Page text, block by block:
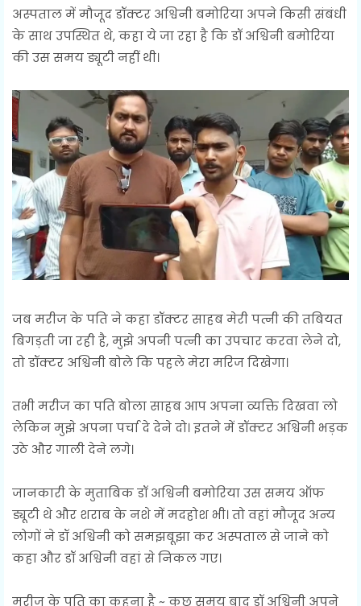
अस्पताल में मौजूद डॉक्टर अश्विनी बमोरिया अपने किसी संबंधी
के साथ उपस्थित थे, कहा ये जा रहा है कि डॉ अश्विनी बमोरिया
की उस समय ड्यूटी नहीं थी।
जब मरीज के पति ने कहा डॉक्टर साहब मेरी पत्नी की तबियत
बिगड़ती जा रही है, मुझे अपनी पत्नी का उपचार करवा लेने दो,
तो डॉक्टर अश्विनी बोले कि पहले मेरा मरिज दिखेगा।
तभी मरीज का पति बोला साहब आप अपना व्यक्ति दिखवा लो
लेकिन मुझे अपना पर्चा दे देने दो। इतने में डॉक्टर अश्विनी भड़क
उठे और गाली देने लगे।
जानकारी के मुताबिक डॉ अश्विनी बमोरिया उस समय ऑफ
ड्यूटी थे और शराब के नशे में मदहोश भी। तो वहां मौजूद अन्य
लोगों ने डॉ अश्विनी को समझबूझा कर अस्पताल से जाने को
कहा और डॉ अश्विनी वहां से निकल गए।
मरीज के पति का कहना है ~ कुछ समय बाद डॉ अश्विनी अपने